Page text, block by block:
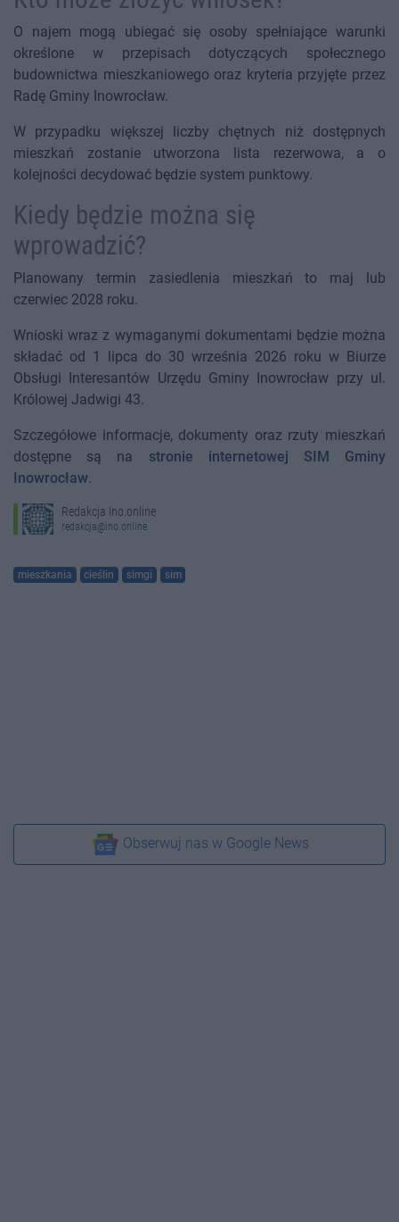
O najem mogą ubiegać się osoby spełniające warunki
określone w przepisach dotyczących społecznego
budownictwa mieszkaniowego oraz kryteria przyjęte przez
Radę Gminy Inowrocław.
W przypadku większej liczby chętnych niż dostępnych
mieszkań zostanie utworzona lista rezerwowa, a o
kolejności decydować będzie system punktowy.
Kiedy będzie można się
wprowadzić?
Planowany termin zasiedlenia mieszkań to maj lub
czerwiec 2028 roku.
Wnioski wraz z wymaganymi dokumentami będzie można
składać od 1 lipca do 30 września 2026 roku w Biurze
Obsługi Interesantów Urzędu Gminy Inowrocław przy ul.
Królowej Jadwigi 43.
Szczegółowe informacje, dokumenty oraz rzuty mieszkań
dostępne są na stronie internetowej SIM Gminy
Inowrocław.
Redakcja Ino.online
redakcja@ino.online
mieszkania cieślin simgi sim
Obserwuj nas w Google News